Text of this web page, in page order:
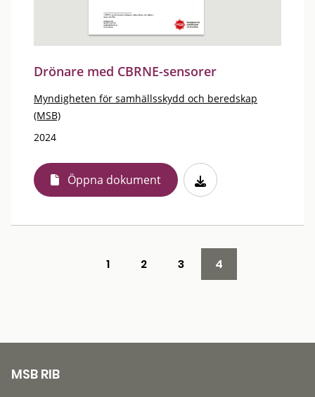
Drönare med CBRNE-sensorer
Myndigheten för samhällsskydd och beredskap
(MSB)
2024
Öppna dokument
1 2 3 4
MSB RIB